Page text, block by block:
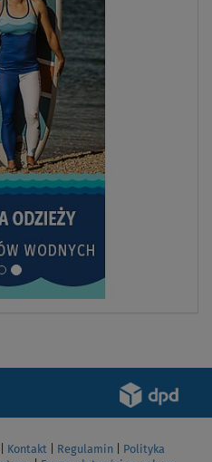
Kontakt Regulamin
Polityka